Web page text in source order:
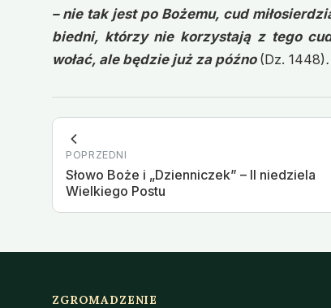
– nie tak jest po Bożemu, cud
biedni, którzy nie korzystają z tego
wołać, ale będzie już za późno (Dz. 1448).
POPRZEDNI
Słowo Boże i „Dzienniczek” – II niedziela
Wielkiego Postu
ZGROMADZENIE